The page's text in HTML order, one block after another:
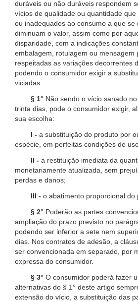
duráveis ou não duráveis respondem
vícios de qualidade ou quantidade
ou inadequados ao consumo a que se
diminuam o valor, assim como por
disparidade, com a indicações
embalagem, rotulagem ou mensagem
respeitadas as variações decorrentes
podendo o consumidor exigir a
viciadas.
§ 1° Não sendo o vício sanado
trinta dias, pode o consumidor exigir,
sua escolha:
I - a substituição do produto por
espécie, em perfeitas condições de
II - a restituição imediata da
monetariamente atualizada, sem
perdas e danos;
III - o abatimento proporcional do
§ 2° Poderão as partes
ampliação do prazo previsto no
podendo ser inferior a sete nem
dias. Nos contratos de adesão, a
ser convencionada em separado, por
expressa do consumidor.
§ 3° O consumidor poderá fazer
alternativas do § 1° deste artigo
extensão do vício, a substituição das